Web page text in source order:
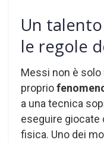
Un
le regole
Messi non è solo
proprio
a una tecnica
eseguire giocate
fisica. Uno dei